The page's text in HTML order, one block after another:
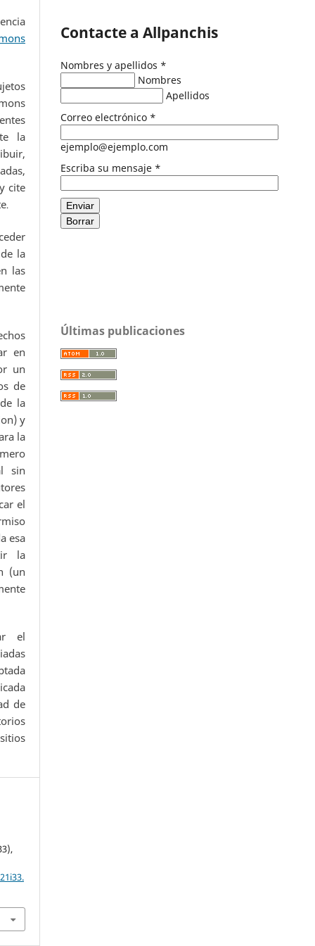
la
cite
.
la
las
en
un
de
la
y
la
sin
el
esa
la
(un
el
de
Contacte a Allpanchis
Nombres y apellidos *
Nombres
Apellidos
Correo electrónico *
ejemplo@ejemplo.com
Escriba su mensaje *
Enviar
Borrar
Últimas publicaciones